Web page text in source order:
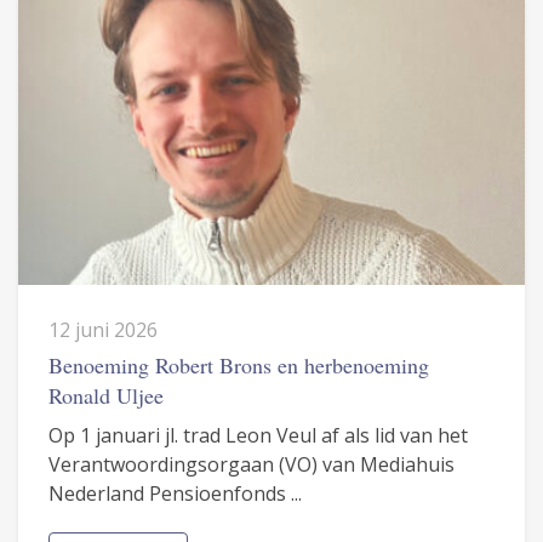
12 juni 2026
Benoeming Robert Brons en herbenoeming
Ronald Uljee
Op 1 januari jl. trad Leon Veul af als lid van het
Verantwoordingsorgaan (VO) van Mediahuis
Nederland Pensioenfonds ...